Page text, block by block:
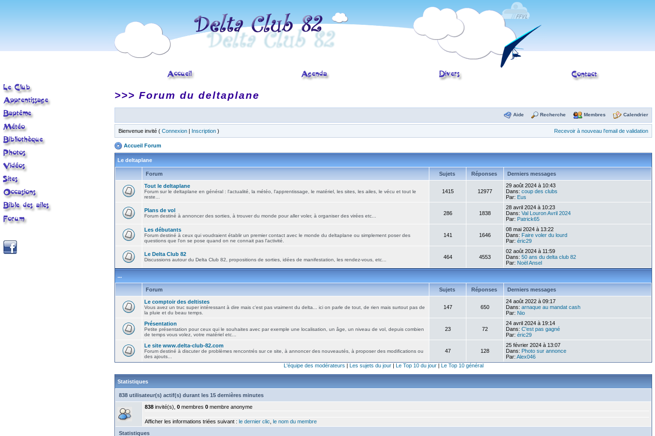
>>> Forum du deltaplane
Aide Recherche Membres Calendrier
Bienvenue invité ( Connexion | Inscription ) Recevoir à nouveau l'email de validation
Accueil Forum
Le deltaplane
Forum Sujets Réponses Derniers messages
Tout le deltaplane
Forum sur le deltaplane en général : l'actualité, la météo, l'apprentissage, le matériel, les sites, les ailes, le vécu et tout le
reste...
1415 12977
29 août 2024 à 10:43
Dans: coup des clubs
Par: Eus
Plans de vol
Forum destiné à annoncer des sorties, à trouver du monde pour aller voler, à organiser des virées etc... 286 1838
28 avril 2024 à 10:23
Dans: Val Louron Avril 2024
Par: Patrick65
Les débutants
Forum destiné à ceux qui voudraient établir un premier contact avec le monde du deltaplane ou simplement poser des
questions que l'on se pose quand on ne connait pas l'activité.
141 1646
08 mai 2024 à 13:22
Dans: Faire voler du lourd
Par: éric29
Le Delta Club 82
Discussions autour du Delta Club 82, propositions de sorties, idées de manifestation, les rendez-vous, etc... 464 4553
02 août 2024 à 11:59
Dans: 50 ans du delta club 82
Par: Noël Ansel
...
Forum Sujets Réponses Derniers messages
Le comptoir des deltistes
Vous avez un truc super intéressant à dire mais c'est pas vraiment du delta... ici on parle de tout, de rien mais surtout pas de
la pluie et du beau temps.
147 650
24 août 2022 à 09:17
Dans: arnaque au mandat cash
Par: Nio
Présentation
Petite présentation pour ceux qui le souhaites avec par exemple une localisation, un âge, un niveau de vol, depuis combien
de temps vous volez, votre matériel etc...
23 72
24 avril 2024 à 19:14
Dans: C'est pas gagné
Par: éric29
Le site www.delta-club-82.com
Forum destiné à discuter de problèmes rencontrés sur ce site, à annoncer des nouveautés, à proposer des modifications ou
des ajouts...
47 128
25 février 2024 à 13:07
Dans: Photo sur annonce
Par: Alex046
L'équipe des modérateurs | Les sujets du jour| Le Top 10 du jour| Le Top 10 général
Statistiques
838 utilisateur(s) actif(s) durant les 15 dernières minutes
838 invité(s), 0 membres 0 membre anonyme
Afficher les informations triées suivant : le dernier clic le nom du membre
Statistiques